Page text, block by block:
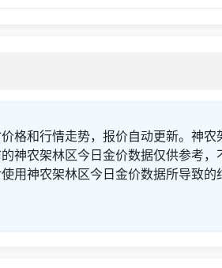
格和行情走势，报价自动更新。神农
神农架林区今日金价数据仅供参考，
用神农架林区今日金价数据所导致的